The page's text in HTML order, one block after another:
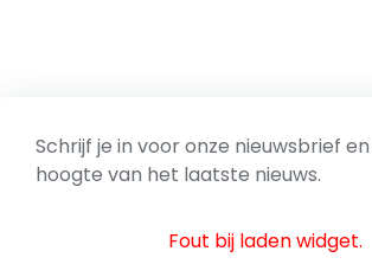
Schrijf je in voor onze nieuwsbrief
hoogte van het laatste nieuws.
Fout bij laden widget.